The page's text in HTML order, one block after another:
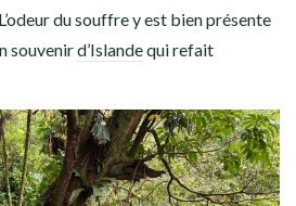
du souffre y est bien présente
souvenird’Islandequi refait